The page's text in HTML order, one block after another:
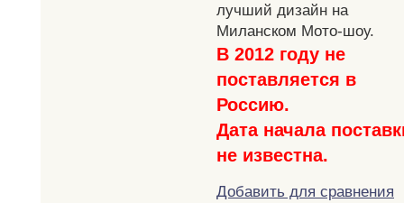
лучший дизайн на
Миланском Мото-шоу.
В 2012 году не
поставляется в
Россию.
Дата начала
не известна.
Добавить для сравнения